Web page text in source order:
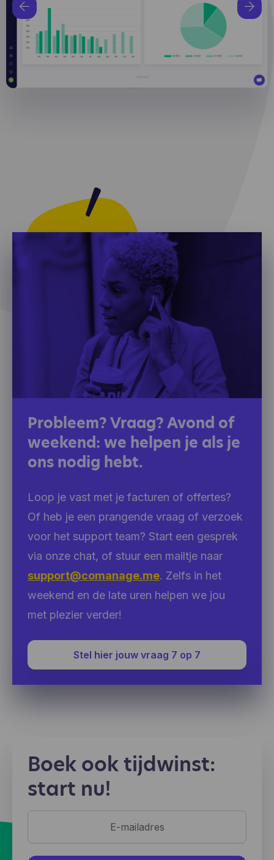
Probleem? Vraag? Avond of
weekend: we helpen je als je
ons nodig hebt.
Loop je vast met je facturen of offertes?
Of heb je een prangende vraag of verzoek
voor het support team? Start een gesprek
via onze chat, of stuur een mailtje naar
support@comanage.me. Zelfs in het
weekend en de late uren helpen we jou
met plezier verder!
Stel hier jouw vraag 7 op 7
Boek ook tijdwinst:
start nu!